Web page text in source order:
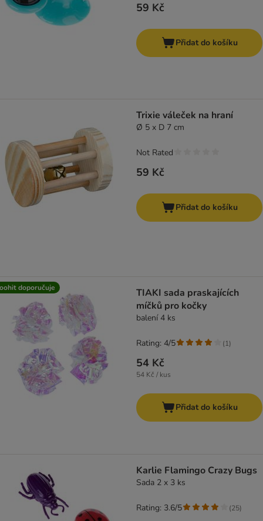
59 Kč
Přidat do košíku
Trixie váleček na hraní
Ø 5 x D 7 cm
59 Kč
Not Rated
Přidat do košíku
doporučuje
TIAKI sada praskajících
míčků pro kočky
balení 4 ks
54 Kč
54 Kč / kus
Rating: 4/5 (1)
Přidat do košíku
Karlie Flamingo Crazy Bugs
Sada 2 x 3 ks
Rating: 3.6/5 (25)